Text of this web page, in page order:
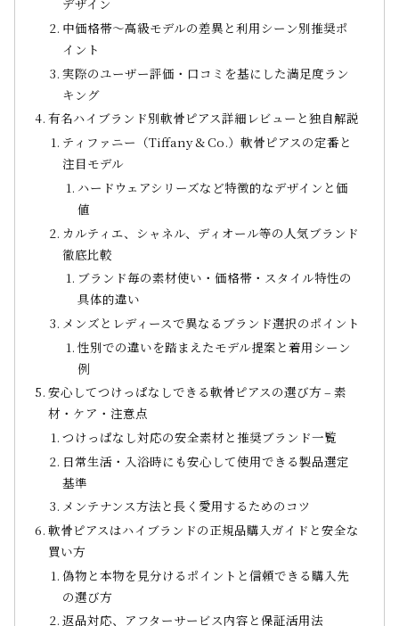
デザイン
中価格帯～高級モデルの差異と利用シーン別推奨ポ
イント
実際のユーザー評価・口コミを基にした満足度ラン
キング
有名ハイブランド別軟骨ピアス詳細レビューと独自解説
ティファニー（Tiffany & Co.）軟骨ピアスの定番と
注目モデル
ハードウェアシリーズなど特徴的なデザインと価
値
カルティエ、シャネル、ディオール等の人気ブランド
徹底比較
ブランド毎の素材使い・価格帯・スタイル特性の
具体的違い
メンズとレディースで異なるブランド選択のポイント
性別での違いを踏まえたモデル提案と着用シーン
例
安心してつけっぱなしできる軟骨ピアスの選び方 – 素
材・ケア・注意点
つけっぱなし対応の安全素材と推奨ブランド一覧
日常生活・入浴時にも安心して使用できる製品選定
基準
メンテナンス方法と長く愛用するためのコツ
軟骨ピアスはハイブランドの正規品購入ガイドと安全な
買い方
偽物と本物を見分けるポイントと信頼できる購入先
の選び方
返品対応、アフターサービス内容と保証活用法